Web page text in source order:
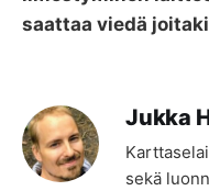
saattaa viedä
Jukka
sekä